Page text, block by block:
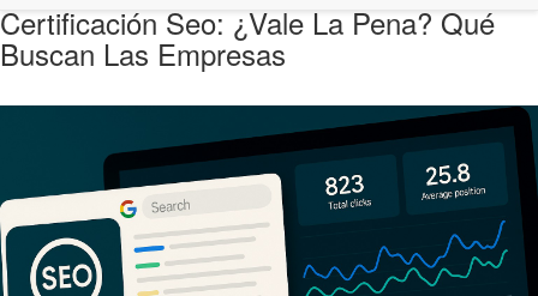
Certificación Seo: ¿Vale La Pena? Qué
Buscan Las Empresas